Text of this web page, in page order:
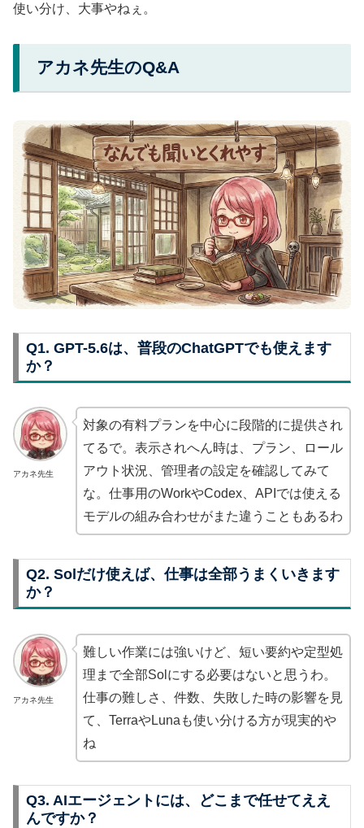
使い分け、大事やねぇ。
アカネ先生のQ&A
Q1. GPT-5.6は、普段のChatGPTでも使えます
か？
アカネ先生
対象の有料プランを中心に段階的に提供され
てるで。表示されへん時は、プラン、ロール
アウト状況、管理者の設定を確認してみて
な。仕事用のWorkやCodex、APIでは使える
モデルの組み合わせがまた違うこともあるわ
Q2. Solだけ使えば、仕事は全部うまくいきます
か？
アカネ先生
難しい作業には強いけど、短い要約や定型処
理まで全部Solにする必要はないと思うわ。
仕事の難しさ、件数、失敗した時の影響を見
て、TerraやLunaも使い分ける方が現実的や
ね
Q3. AIエージェントには、どこまで任せてええ
んですか？